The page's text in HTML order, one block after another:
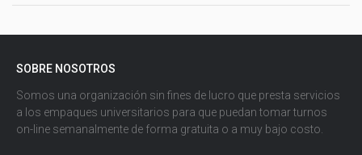
SOBRE NOSOTROS
Somos una organización sin fines de lucro que presta servicios
a los empaques universitarios para que puedan tomar turnos
on-line semanalmente de forma gratuita o a muy bajo costo.